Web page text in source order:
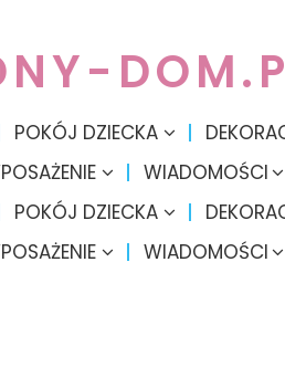
POKÓJ DZIECKA
WIADOMOŚCI
POKÓJ DZIECKA
WIADOMOŚCI